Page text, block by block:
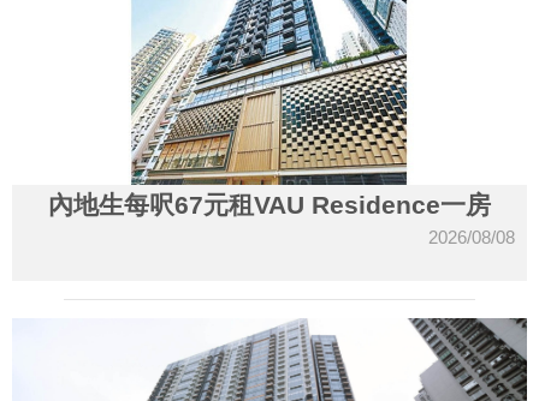
內地生每呎67元租VAU Residence一房
2026/08/08